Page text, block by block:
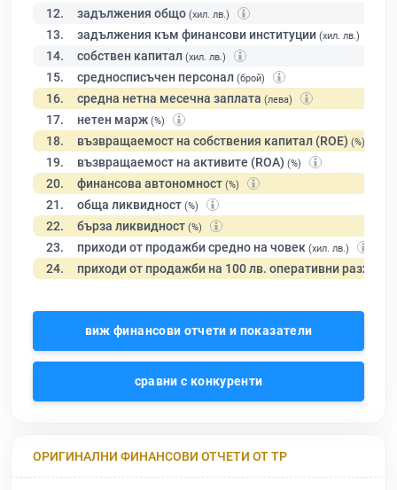
12. задължения общо (хил. лв.)
13. задължения към финансови институции (хил. лв.)
14. собствен капитал (хил. лв.)
15. средносписъчен персонал (брой)
16. средна нетна месечна заплата (лева)
17. нетен марж (%)
18. възвращаемост на собствения капитал (ROE) (%)
19. възвращаемост на активите (ROA) (%)
20. финансова автономност (%)
21. обща ликвидност (%)
22. бърза ликвидност (%)
23. приходи от продажби средно на човек (хил. лв.)
24. приходи от продажби на 100 лв. оперативни разходи
виж финансови отчети и показатели
сравни с конкуренти
ОРИГИНАЛНИ ФИНАНСОВИ ОТЧЕТИ ОТ ТР